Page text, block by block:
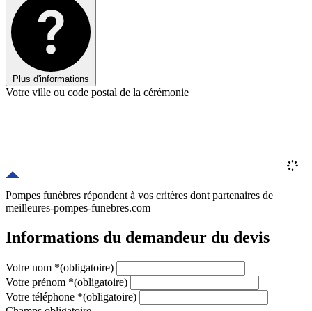
Plus d'informations
Votre ville ou code postal de la cérémonie
Pompes funèbres répondent à vos critères dont partenaires de
meilleures-pompes-funebres.com
Informations du demandeur du devis
Votre nom *(obligatoire)
Votre prénom *(obligatoire)
Votre téléphone *(obligatoire)